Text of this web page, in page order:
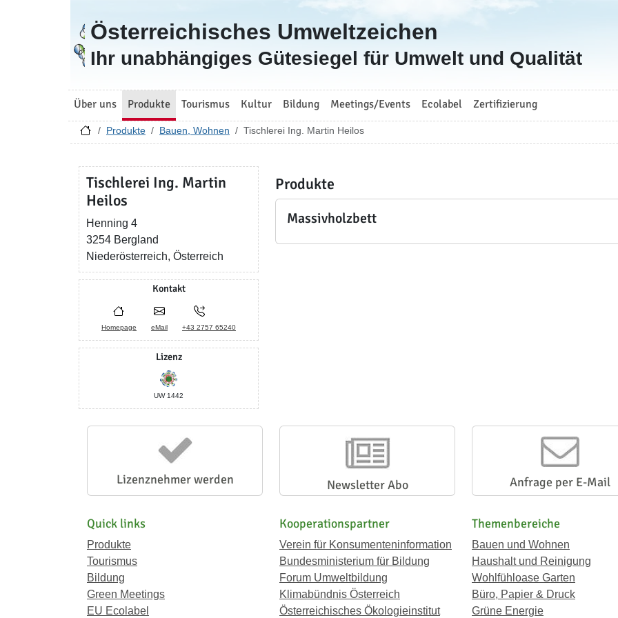
Zur Startseite
Österreichisches Umweltzeichen
Ihr unabhängiges Gütesiegel für Umwelt und Qualität
Über uns Produkte Tourismus Kultur Bildung Meetings/Events Ecolabel Zertifizierung
Produkte Bauen, Wohnen Tischlerei Ing. Martin Heilos
Tischlerei Ing. Martin
Heilos
Henning 4
3254 Bergland
Niederösterreich, Österreich
Kontakt
Homepage eMail +43 2757 65240
Lizenz
UW 1442
Produkte
Massivholzbett
Lizenznehmer werden Newsletter Abo Anfrage per E-Mail
Quick links
Produkte
Tourismus
Bildung
Green Meetings
EU Ecolabel
Kooperationspartner
Verein für Konsumenteninformation
Bundesministerium für Bildung
Forum Umweltbildung
Klimabündnis Österreich
Österreichisches Ökologieinstitut
Themenbereiche
Bauen und Wohnen
Haushalt und Reinigung
Wohlfühloase Garten
Büro, Papier & Druck
Grüne Energie